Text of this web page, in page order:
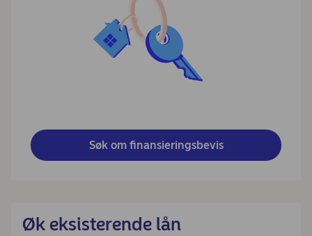
Søk om finansieringsbevis
Øk eksisterende lån